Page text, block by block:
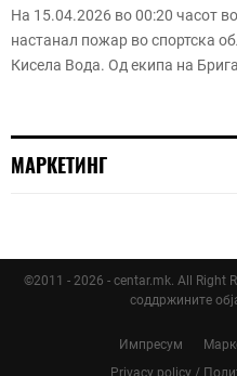
На 15.04.2026 во 00:20 часот
настанал пожар во спортска
Кисела Вода. Од екипа на
МАРКЕТИНГ
©2011 - 2026 - centar.mk. All Right
соддржините
Импресум